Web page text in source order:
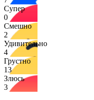
Супер
0
Смешно
2
Удивительно
4
Грустно
13
Злюсь
3